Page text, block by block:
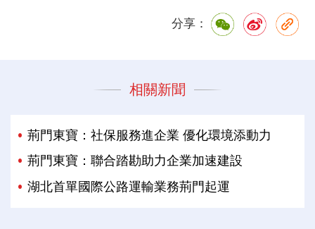
分享：
相關新聞
荊門東寶：社保服務進企業 優化環境添動力
荊門東寶：聯合踏勘助力企業加速建設​
湖北首單國際公路運輸業務荊門起運